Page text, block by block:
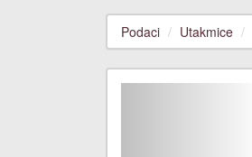
Podaci Utakmice